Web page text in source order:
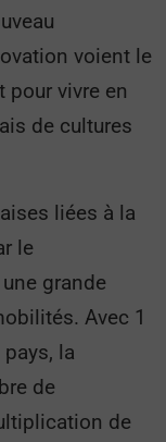
voient le
vivre en
de cultures
liées à la
le
grande
Avec 1
la
de
de